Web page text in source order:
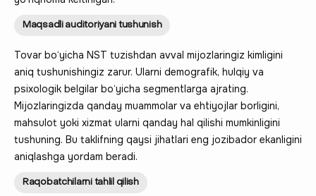
Maqsadli auditoriyani tushunish
Tovar bo‘yicha NST tuzishdan avval mijozlaringiz kimligini
aniq tushunishingiz zarur. Ularni demografik, hulqiy va
psixologik belgilar bo‘yicha segmentlarga ajrating.
Mijozlaringizda qanday muammolar va ehtiyojlar borligini,
mahsulot yoki xizmat ularni qanday hal qilishi mumkinligini
tushuning. Bu taklifning qaysi jihatlari eng jozibador ekanligini
aniqlashga yordam beradi.
Raqobatchilarni tahlil qilish